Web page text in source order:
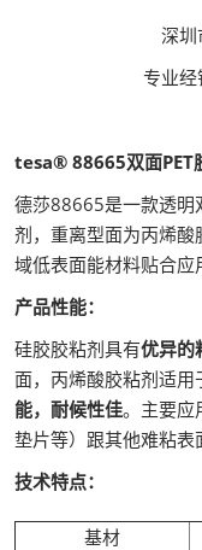
深圳
专业经
tesa® 88665双面PET
德莎88665是一款透明
剂，重离型面为丙烯
域低表面能材料贴合应
产品性能：
硅胶胶粘剂具有优异的
面，丙烯酸胶粘剂适
能，耐候性佳。主要应
垫片等）跟其他难粘表
技术特点：
基材